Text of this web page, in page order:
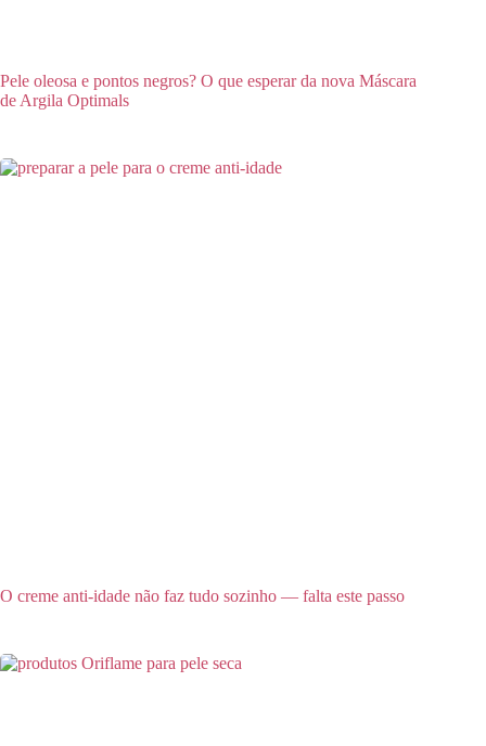
Pele oleosa e pontos negros? O que esperar da nova Máscara
de Argila Optimals
O creme anti-idade não faz tudo sozinho — falta este passo